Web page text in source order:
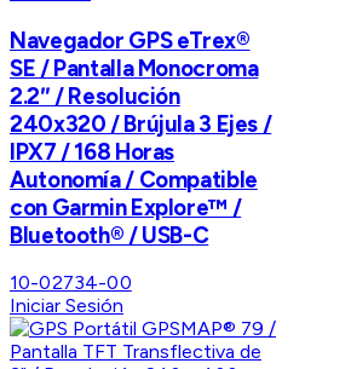
Navegador GPS eTrex®
SE / Pantalla Monocroma
2.2″ / Resolución
240x320 / Brújula 3 Ejes /
IPX7 / 168 Horas
Autonomía / Compatible
con Garmin Explore™ /
Bluetooth® / USB-C
10-02734-00
Iniciar Sesión